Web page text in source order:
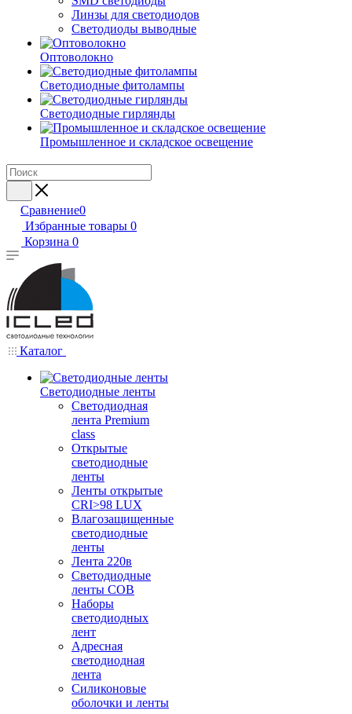
Линзы для светодиодов
Светодиоды выводные
Оптоволокно
Светодиодные фитолампы
Светодиодные гирлянды
Промышленное и складское освещение
Сравнение0
Избранные товары 0
Корзина 0
Каталог
Светодиодные ленты
Светодиодная
лента Premium
class
Открытые
светодиодные
ленты
Ленты открытые
CRI>98 LUX
Влагозащищенные
светодиодные
ленты
Лента 220в
Светодиодные
ленты COB
Наборы
светодиодных
лент
Адресная
светодиодная
лента
Силиконовые
оболочки и ленты